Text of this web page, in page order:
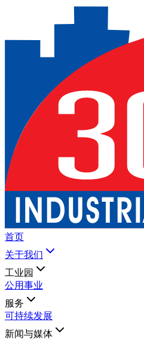
首页
关于我们
工业园
公用事业
服务
可持续发展
新闻与媒体